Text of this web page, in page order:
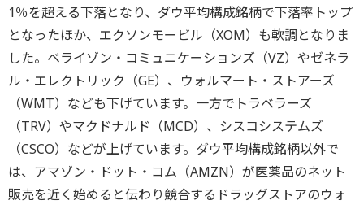
1％を超える下落となり、ダウ平均構成銘柄で下落率トップ
となったほか、エクソンモービル（XOM）も軟調となりま
した。ベライゾン・コミュニケーションズ（VZ）やゼネラ
ル・エレクトリック（GE）、ウォルマート・ストアーズ
（WMT）なども下げています。一方でトラベラーズ
（TRV）やマクドナルド（MCD）、シスコシステムズ
（CSCO）などが上げています。ダウ平均構成銘柄以外で
は、アマゾン・ドット・コム（AMZN）が医薬品のネット
販売を近く始めると伝わり競合するドラッグストアのウォ